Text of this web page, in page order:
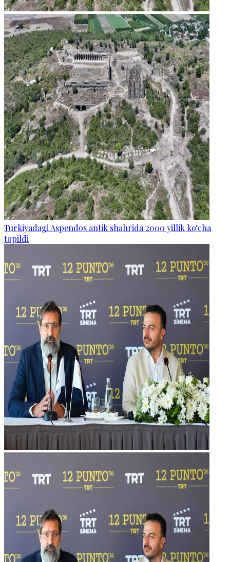
Turkiyadagi Aspendos antik shahrida 2000 yillik ko‘cha
topildi